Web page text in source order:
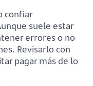
confiar
suele estar
errores o no
Revisarlo con
pagar más de lo